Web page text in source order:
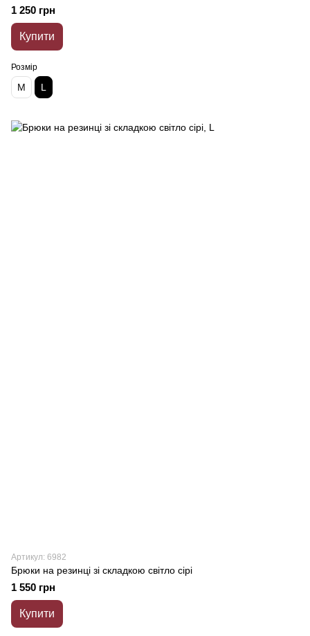
1 250 грн
Купити
Розмір
M L
Артикул: 6982
Брюки на резинці зі складкою світло сірі
1 550 грн
Купити